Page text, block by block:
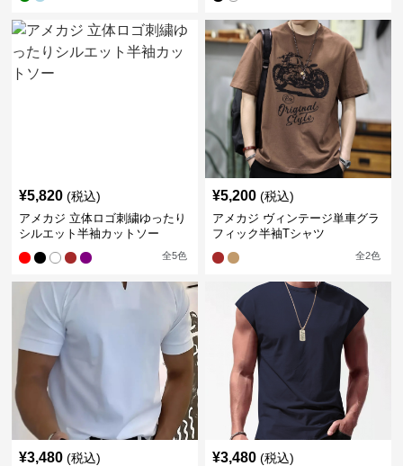
¥5,820 (税込)
アメカジ 立体ロゴ刺繍ゆったり
シルエット半袖カットソー
全5色
¥5,200 (税込)
アメカジ ヴィンテージ単車グラ
フィック半袖Tシャツ
全2色
¥3,480 (税込) ¥3,480 (税込)